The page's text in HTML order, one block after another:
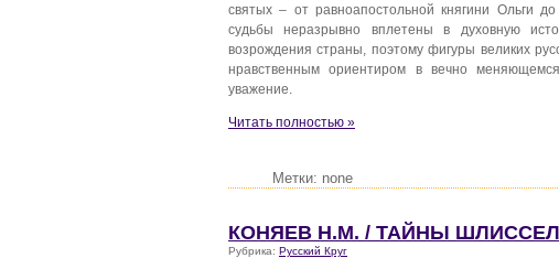
святых – от равноапостольной княгини Ольги
судьбы неразрывно вплетены в духовную
возрождения страны, поэтому фигуры великих
нравственным ориентиром в вечно
уважение.
Читать полностью »
Метки: none
КОНЯЕВ Н.М. / ТАЙНЫ
Рубрика: Русский Круг